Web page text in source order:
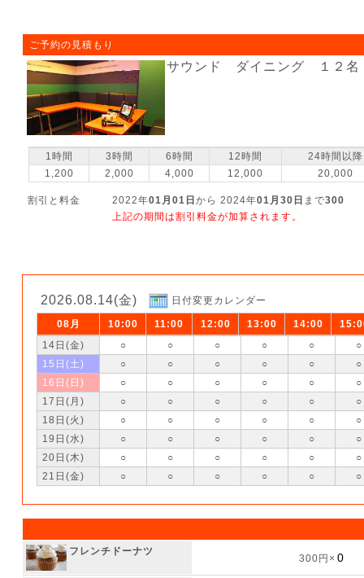
ご予約の見積もり
サウンド ダイニング １２名
1時間 3時間 6時間 12時間
24時間以降
1,200
2,000 4,000 12,000 20,000
割引と料金 2022年01月01日 から 2024年01月30日 まで300
上記の期間は割引料金が加算されます。
2026.08.14(金) 日付変更カレンダー
08月 10:00 11:00 12:00 13:00 14:00
14日(金)
○ ○ ○ ○ ○
○
15日(土)
○ ○ ○ ○ ○
○
16日(日)
○ ○ ○ ○ ○
○
17日(月)
○ ○ ○ ○ ○
○
18日(火)
○ ○ ○ ○ ○
○
19日(水)
○ ○ ○ ○ ○
○
20日(木)
○ ○ ○ ○ ○
○
21日(金)
○ ○ ○ ○ ○ ○
フレンチドーナツ
300円×